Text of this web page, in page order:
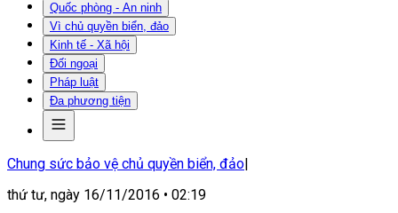
Quốc phòng - An ninh
Vì chủ quyền biển, đảo
Kinh tế - Xã hội
Đối ngoại
Pháp luật
Đa phương tiện
Chung sức bảo vệ chủ quyền biển, đảo|
thứ tư, ngày 16/11/2016 • 02:19